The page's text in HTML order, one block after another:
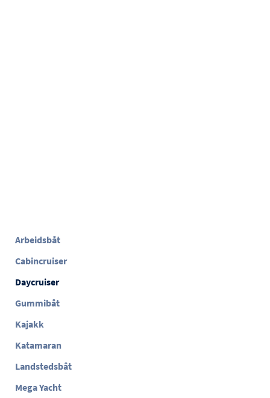
Arbeidsbåt
Cabincruiser
Daycruiser
Gummibåt
Kajakk
Katamaran
Landstedsbåt
Mega Yacht